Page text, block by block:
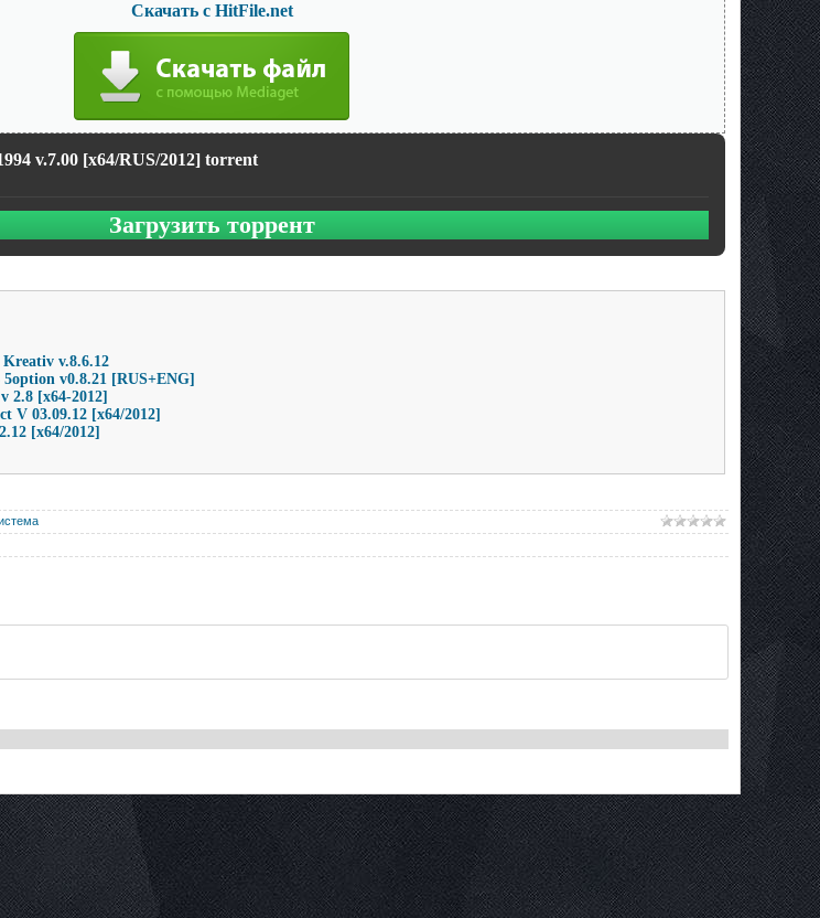
Скачать с HitFile.net
v.7.00 [x64/RUS/2012] torrent
Загрузить торрент
v.8.6.12
v0.8.21 [RUS+ENG]
2.8 [x64-2012]
V 03.09.12 [x64/2012]
[x64/2012]